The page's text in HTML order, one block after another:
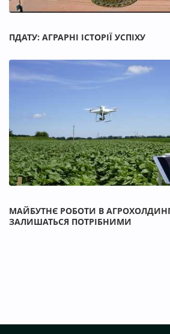
ПДАТУ: АГРАРНІ ІСТОРІЇ УСПІХУ
МАЙБУТНЄ РОБОТИ В
ЗАЛИШАТЬСЯ ПОТРІБНИМИ